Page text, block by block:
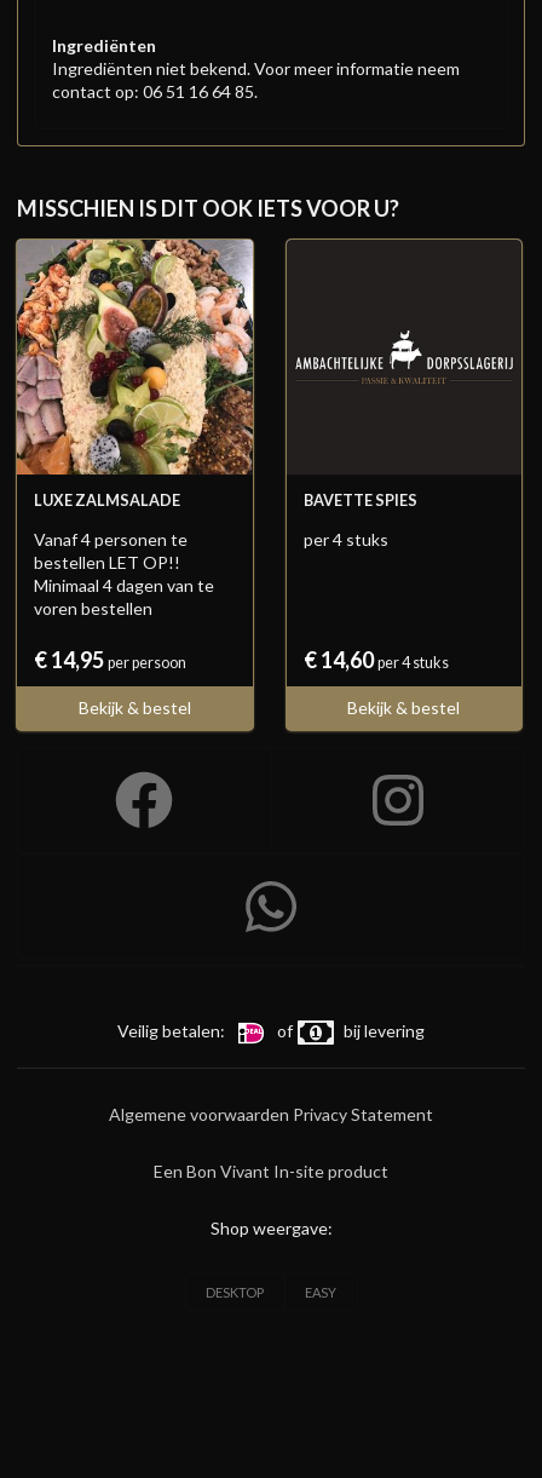
Ingrediënten
Ingrediënten niet bekend. Voor meer informatie neem
contact op: 06 51 16 64 85.
MISSCHIEN IS DIT OOK IETS VOOR U?
LUXE ZALMSALADE
Vanaf 4 personen te
bestellen LET OP!!
Minimaal 4 dagen van te
voren bestellen
€ 14,95 per persoon
Bekijk & bestel
BAVETTE SPIES
per 4 stuks
€ 14,60per 4 stuks
Bekijk & bestel
Veilig betalen: of bij levering
Algemene voorwaarden Privacy Statement
Een Bon Vivant In-site product
Shop weergave:
DESKTOP EASY